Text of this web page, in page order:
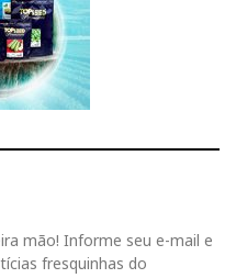
mão! Informe seu e-mail e
fresquinhas do